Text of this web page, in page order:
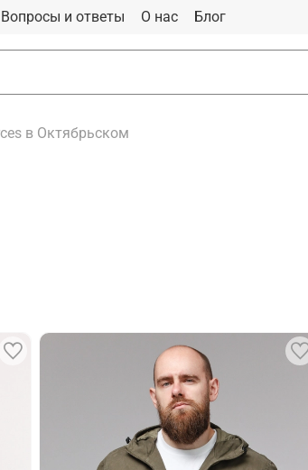
Вопросы и ответы О нас Блог
в Октябрьском